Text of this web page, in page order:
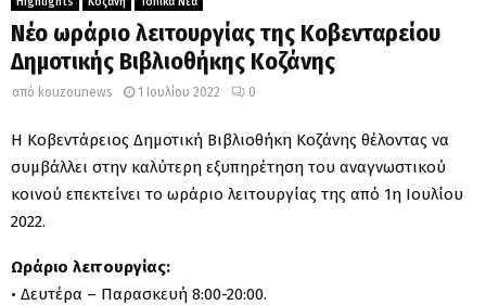
Νέο ωράριο λειτουργίας της Κοβενταρείου
Δημοτικής Βιβλιοθήκης Κοζάνης
από kouzounews 1 Ιουλίου 2022 0
Η Κοβεντάρειος Δημοτική Βιβλιοθήκη Κοζάνης θέλοντας να
συμβάλλει στην καλύτερη εξυπηρέτηση του αναγνωστικού
κοινού επεκτείνει το ωράριο λειτουργίας της από 1η Ιουλίου
2022.
Ωράριο λειτουργίας:
• Δευτέρα – Παρασκευή 8:00-20:00.